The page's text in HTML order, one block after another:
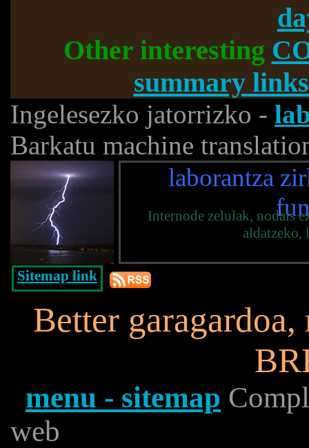
Other interesting
summary
Ingelesezko jatorrizko -
Barkatu machine
laborantza
Internode zelulak, nodals
aldatzeko,
Sitemap link
Better
menu - sitemap
web